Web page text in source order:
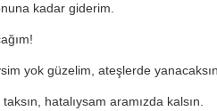
kadar giderim.
yok güzelim, ateşlerde yanacaksın.
hatalıysam aramızda kalsın.